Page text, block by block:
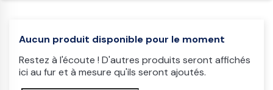
Aucun produit disponible pour le moment
Restez à l'écoute ! D'autres produits seront affichés
ici au fur et à mesure qu'ils seront ajoutés.